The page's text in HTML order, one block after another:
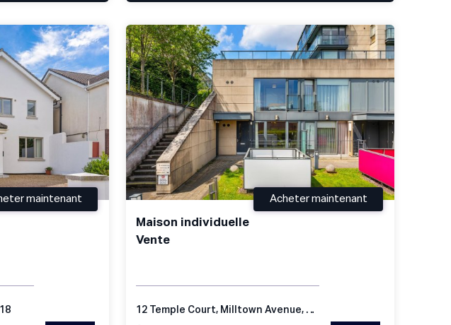
maintenant
Maison individuelle
Vente
Acheter maintenant
12 Temple Court, Milltown Avenue, Mount Saint Anne's, Dublin 6